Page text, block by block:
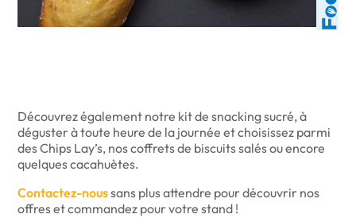
Découvrez également notre kit de snacking sucré, à
déguster à toute heure de la journée et choisissez parmi
des Chips Lay’s, nos coffrets de biscuits salés ou encore
quelques cacahuètes.
Contactez-noussans plus attendre pour découvrir nos
offres et commandez pour votre stand !